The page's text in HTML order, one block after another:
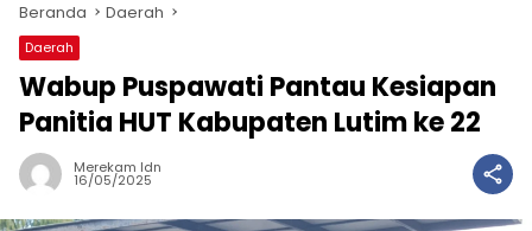
Beranda Daerah
Daerah
Wabup Puspawati Pantau Kesiapan
Panitia HUT Kabupaten Lutim ke 22
Merekam Idn
16/05/2025